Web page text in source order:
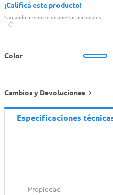
¡Calificá este producto!
Cargando precio sin impuestos nacionales
Color
Cambios y Devoluciones
Especificaciones
Propiedad